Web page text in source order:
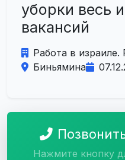
уборки весь
вакансий
Работа в
Биньямина
Нажмите кнопку